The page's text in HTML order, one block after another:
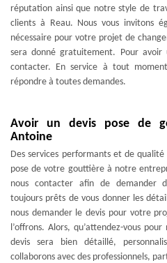
réputation ainsi que notre style de
clients à Reau. Nous vous invitons
nécessaire pour votre projet de
sera donné gratuitement. Pour avoir
contacter. En service à tout
répondre à toutes demandes.
Avoir un devis pose de
Antoine
Des services performants et de
pose de votre gouttière à notre
nous contacter afin de demander
toujours prêts de vous donner les
nous demander le devis pour votre
l’offrons. Alors, qu’attendez-vous
devis sera bien détaillé,
collaborons avec des professionnels,